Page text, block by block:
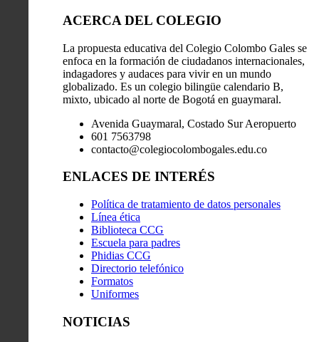
ACERCA DEL COLEGIO
La propuesta educativa del Colegio Colombo Gales se
enfoca en la formación de ciudadanos internacionales,
indagadores y audaces para vivir en un mundo
globalizado. Es un colegio bilingüe calendario B,
mixto, ubicado al norte de Bogotá en guaymaral.
Avenida Guaymaral, Costado Sur Aeropuerto
601 7563798
contacto@colegiocolombogales.edu.co
ENLACES DE INTERÉS
Política de tratamiento de datos personales
Línea ética
Biblioteca CCG
Escuela para padres
Phidias CCG
Directorio telefónico
Formatos
Uniformes
NOTICIAS